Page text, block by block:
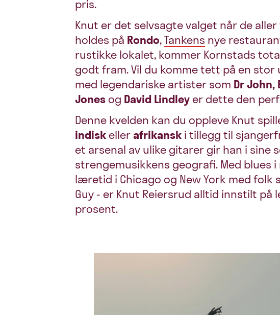
pris.
Knut er det selvsagte valget når de
holdes på Rondo,Tankens nye
rustikke lokalet, kommer Kornstads
godt fram. Vil du komme tett på en
med legendariske artister som Dr John,
Jonesog David Lindleyer dette den
Denne kvelden kan du oppleve Knut
indiskellerafrikansk i tillegg til
et arsenal av ulike gitarer gir han i sine
strengemusikkens geografi. Med blues
læretid i Chicago og New York med folk
Guy - er Knut Reiersrud alltid innstilt på
prosent.